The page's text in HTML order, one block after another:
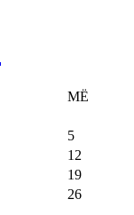
MË
5
12
19
26